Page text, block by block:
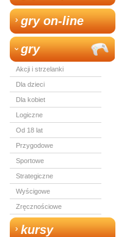
gry on-line
gry
Akcji i strzelanki
Dla dzieci
Dla kobiet
Logiczne
Od 18 lat
Przygodowe
Sportowe
Strategiczne
Wyścigowe
Zręcznościowe
kursy